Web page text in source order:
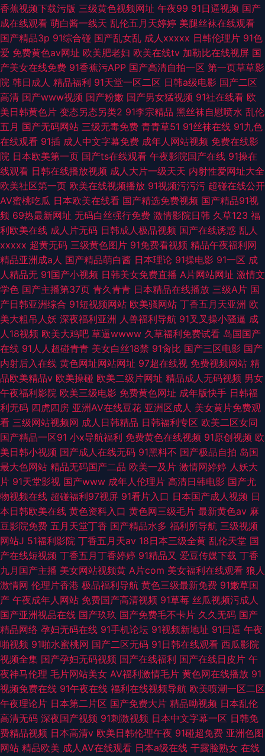
香蕉视频下载污版 三级黄色视频网址 午夜99 91日逼视频 国产
成在线观看 萌白酱一线天 乱伦五月天婷婷 美腿丝袜在线观看
国产精品3p 91综合碰 国产乱女乱 成人xxxxx 日韩伦理片 91色
爱 免费黄色av网址 欧美肥老妇 欧美在线tv 加勒比在线视屏 国
产美女在线免费 91香蕉污APP 国产高清自拍一区 第一页草草影
院 韩日成人 精品福利 91天堂一区二区 日韩a级电影 国产二区
高清 国产www视频 国产粉嫩 国产男女猛视频 91社在线看 欧
美日韩黄色片 变态另态另类2 91李宗精品 黑丝袜自慰喷水 乱伦
五月 国产无码网站 三级无毒免费 青青草51 91丝袜在线 91九色
在线观看 91插 成人中文字幕免费 成年人网站视频 免费在线影
院 日本欧美第一页 国产ts在线观看 午夜影院国产在线 91操在
线观看 日韩在线播放视频 成人大片一级天天 内射性爱网址大全
欧美社区第一页 欧美在线视频播放 91视频污污污 超碰在线公开
AV蜜桃吃瓜 日本欧美在线看 国产精选免费视频 国产精品91视
频 69热最新网址 无码白丝强行免费 激情影院日韩 久草123 福
利欧美在线 成人片无码 日韩成人极品视频 国产在线诱惑 乱人
xxxxx 超黄无码 三级黄色图片 91免费看视频 精品午夜福利网
精品亚洲成a人 国产精品萌白酱 日本理论 91操电影 91一区 成
人精品无 91国产小视频 日韩美女免费直播 A片网站网址 激情文
学色 国产主播第37页 青久青青 日本精品在线播放 三级A片 国
产日韩亚洲综合 91短视频网站 欧美骚网站 丁香五月天亚洲 欧
美大粗吊人妖 深夜福利亚洲 人兽福利导航 91叉叉操小骚逼 成
人18视频 欧美大鸡吧 草逼wwww 久草福利免费试看 岛国国产
在线 91人人超碰青青 美女白丝18禁 91肏比 国产三区电影 国产
内射后入在线 黄色网址网站网址 97超在线视 免费视频网站 精
品欧美精品v 欧美操碰 欧美二级片网址 精品成人无码视频 男女
午夜福利影院 欧美三级电影 免费黄色网址 成年版快手 日韩福
利无码 四虎四房 亚洲AV在线豆花 亚洲区成人 美女黄片免费观
看 三级网站视频网 成人日韩精品 日韩福利专区 欧美二区女同
国产精品一区91 小x导航福利 免费黄色在线视频 91原创视频 欧
美日韩小视频 国产成人在线无码 91黑料不 国产极品自拍 岛国
最大色网站 精品无码国产二品 欧美一及片 激情网婷婷 人妖大
片 91天堂影视 国产www 成年人伦理片 高清日韩电影 国产尤
物视频在线 超碰福利97视屏 91看片入口 日本国产成人视频 日
本日韩欧美在线 黄色资料入口 黄色网三级毛片 最新黄色av 麻
豆影院免费 五月天堂丁香 国产精品水多 福利所导航 三级视频
网站J 51福利影院 丁香五月天av 18日本三级全黄 乱伦天堂 国
产在线短视频 丁香五月丁香婷婷 91精品又 爱豆传媒下载 丁香
九月国产主播 美女网站视频黄 A片com 美女福利在线观看 狼人
激情网 伦理片香港 极品福利导航 黄色三级最新免费 91嫩草国
产 午夜成年人网站 免费国产高清视频 91草莓 丝瓜视频污成人
国产亚洲视品在线 国产玖玖 国产免费毛不卡片 久久无码 国产
精品网络 孕妇无码在线 91手机论坛 91视频新地址 91日逼 午夜
啪视频 91啪水蜜桃网 国产二区无码 91日韩在线观看 西瓜影院
视频全集 国产孕妇无码视频 国产在线福利 国产在线日皮片 午
夜神马伦理 毛片网站美女 AV福利激情毛片 黄色网在线播放 91
视频免费在线 91午夜在线 福利在线视频导航 欧美喷潮一区二区
午夜理论片 日本第二片区 国产免费大片 精品呦视频 日本乱伦
高清无码 深夜国产视频 91刺激视频 日本中文字幕一区 日韩免
费精品视频 日本高清v 欧美日韩伦理午夜 91碰超免费 亚洲色图
网站 精品欧美 成人AV在线观看 日本a级在线 干露脸熟女 在线